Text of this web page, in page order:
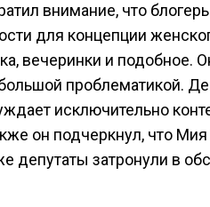
внимание, что
для концепции
вечеринки и подобное.
проблематикой.
исключительно
он подчеркнул, что
депутаты затронули в